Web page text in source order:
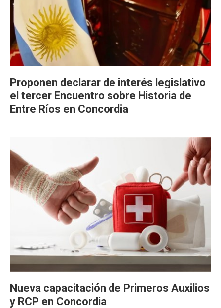
Proponen declarar de interés legislativo
el tercer Encuentro sobre Historia de
Entre Ríos en Concordia
Nueva capacitación de Primeros Auxilios
y RCP en Concordia